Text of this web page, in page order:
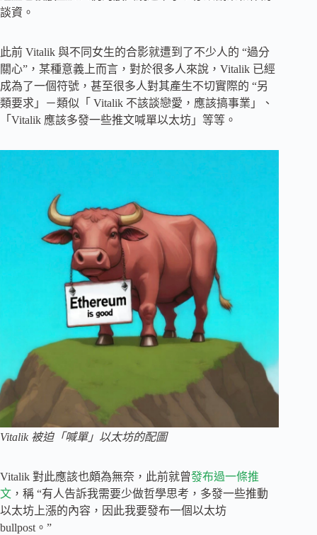
談資。
此前 Vitalik 與不同女生的合影就遭到了不少人的 “過分
關心”，某種意義上而言，對於很多人來說，Vitalik 已經
成為了一個符號，甚至很多人對其產生不切實際的 “另
類要求」－類似「 Vitalik 不該談戀愛，應該搞事業」、
「Vitalik 應該多發一些推文喊單以太坊」等等。
Vitalik 被迫「喊單」以太坊的配圖
Vitalik 對此應該也頗為無奈，此前就曾發布過一條推
文 ，稱 “有人告訴我需要少做哲學思考，多發一些推動
以太坊上漲的內容，因此我要發布一個以太坊
bullpost。”